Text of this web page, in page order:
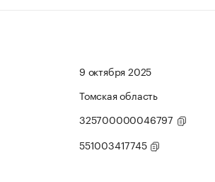
9 октября 2025
Томская область
325700000046797
551003417745